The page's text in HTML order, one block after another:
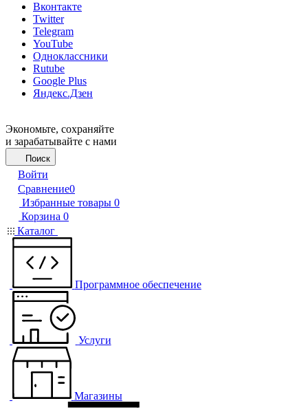
Вконтакте
Twitter
Telegram
YouTube
Одноклассники
Rutube
Google Plus
Яндекс.Дзен
Экономьте, сохраняйте
и зарабатывайте с нами
Поиск
Войти
Сравнение0
Избранные товары 0
Корзина 0
Каталог
Программное обеспечение
Услуги
Магазины